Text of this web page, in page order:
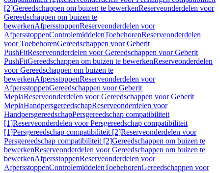
[2]Gereedschappen om buizen te bewerkenReserveonderdelen voor
Gereedschappen om buizen te
bewerkenAfpersstoppenReserveonderdelen voor
AfpersstoppenControlemiddelenToebehorenReserveonderdelen
voor ToebehorenGereedschappen voor Geberit
PushFitReserveonderdelen voor Gereedschappen voor Geberit
PushFitGereedschappen om buizen te bewerkenReserveonderdelen
voor Gereedschappen om buizen te
bewerkenAfpersstoppenReserveonderdelen voor
AfpersstoppenGereedschappen voor Geberit
MeplaReserveonderdelen voor Gereedschappen voor Geberit
MeplaHandpersgereedschapReserveonderdelen voor
HandpersgereedschapPersgereedschap compatibiliteit
[1]Reserveonderdelen voor Persgereedschap compatibiliteit
[1]Persgereedschap compatibiliteit [2]Reserveonderdelen voor
Persgereedschap compatibiliteit [2]Gereedschappen om buizen te
bewerkenReserveonderdelen voor Gereedschappen om buizen te
bewerkenAfpersstoppenReserveonderdelen voor
AfpersstoppenControlemiddelenToebehorenGereedschappen voor